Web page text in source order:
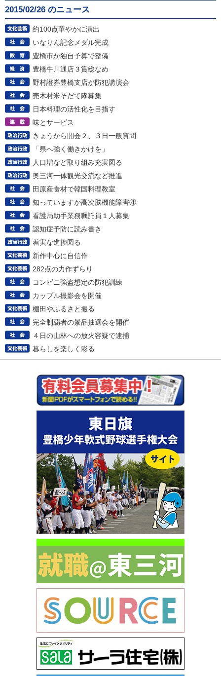
2015/02/26 のニュース
約100点華やかに演出
いなりん記念メダル完成
豊橋市が独自予算で整備
豊橋牛川通店３賞総なめ
野村證券豊橋支店が防犯講演会
売木村米そだて隊募集
日本料理の活性化を目指す
味とサービス
きょうから開会２、３日一般質問
「県へ強く働きかけを」
人口増など取り組み充実図る
奥三河一体観光交流など推進
田原産食材で韓国料理教室
知っていますか高次脳機能障害④
看護局助手業務嘱託員１人募集
認知症予防に読み書き
着実な進捗図る
新作中心に自信作
282点の力作ずらり
コンビニ強盗想定の防犯訓練
カップル撮影会を開催
棚田やふるさと撮る
完全制覇者の景品抽選会を開催
４日の山林への放火容疑で逮捕
暮らしを楽しく彩る